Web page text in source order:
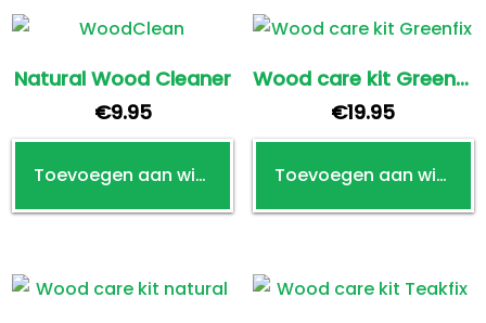
Natural Wood Cleaner
€9.95
Toevoegen aan winkelwagen
Wood care kit Greenfix
€19.95
Toevoegen aan winkelwagen